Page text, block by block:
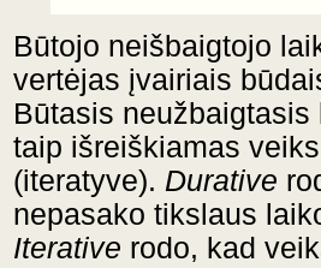
Būtojo neišbaigtojo
vertėjas įvairiais
Būtasis
taip išreiškiamas
(iteratyve). Durative
nepasako tikslaus
Iterative rodo, kad